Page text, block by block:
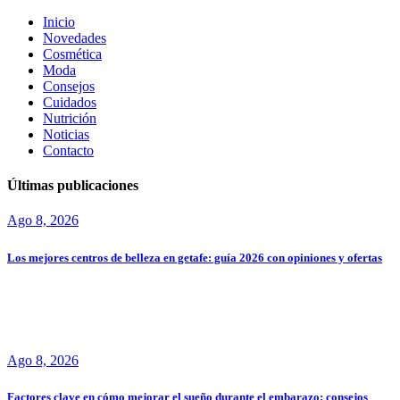
Inicio
Novedades
Cosmética
Moda
Consejos
Cuidados
Nutrición
Noticias
Contacto
Últimas publicaciones
Ago 8, 2026
Los mejores centros de belleza en getafe: guía 2026 con opiniones y ofertas
Ago 8, 2026
Factores clave en cómo mejorar el sueño durante el embarazo: consejos